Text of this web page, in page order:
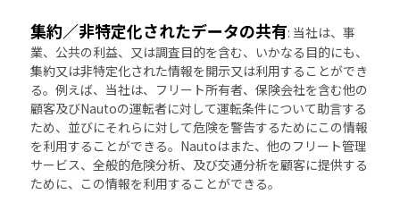
集約／非特定化されたデータの共有: 当社は、事
業、公共の利益、又は調査目的を含む、いかなる目的にも、
集約又は非特定化された情報を開示又は利用することができ
る。例えば、当社は、フリート所有者、保険会社を含む他の
顧客及びNautoの運転者に対して運転条件について助言する
ため、並びにそれらに対して危険を警告するためにこの情報
を利用することができる。Nautoはまた、他のフリート管理
サービス、全般的危険分析、及び交通分析を顧客に提供する
ために、この情報を利用することができる。